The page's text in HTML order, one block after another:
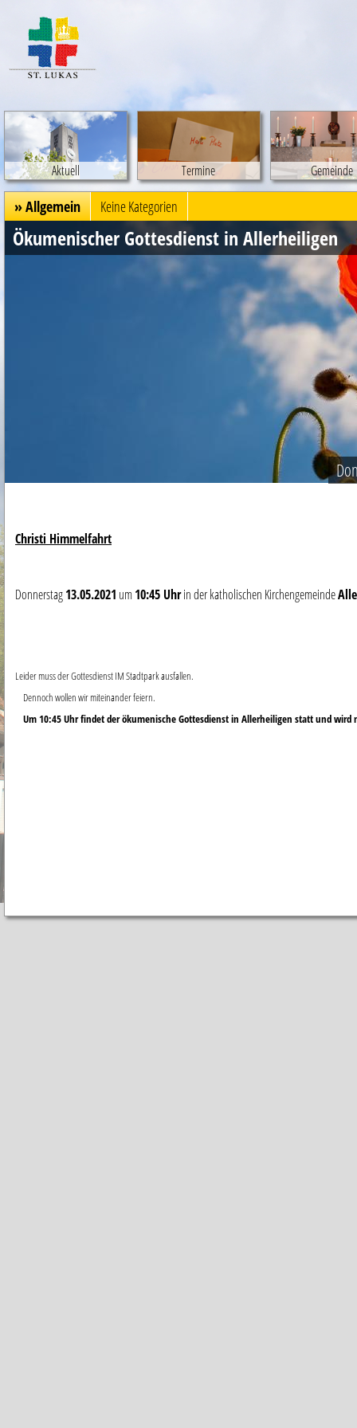
Aktuell Termine Gemeinde
» Allgemein Keine Kategorien
Ökumenischer Gottesdienst in Allerheiligen
Christi Himmelfahrt
Donnerstag13.05.2021 um 10:45 Uhrin der katholischen Kirchengemeinde
Leider muss der Gottesdienst IM Stadtpark ausfallen.
Dennoch wollen wir miteinander feiern.
Um 10:45 Uhr findet der ökumenische Gottesdienst in Allerheiligen statt und wird